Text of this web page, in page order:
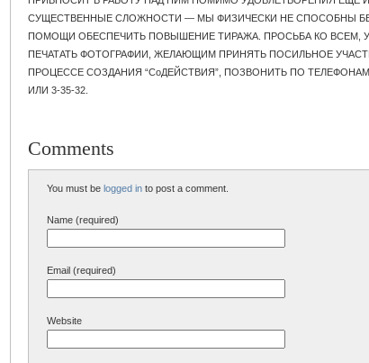
СУЩЕСТВЕННЫЕ СЛОЖНОСТИ — МЫ ФИЗИЧЕСКИ НЕ СПОСОБНЫ
ПОМОЩИ ОБЕСПЕЧИТЬ ПОВЫШЕНИЕ ТИРАЖА. ПРОСЬБА КО ВСЕМ,
ПЕЧАТАТЬ ФОТОГРАФИИ, ЖЕЛАЮЩИМ ПРИНЯТЬ ПОСИЛЬНОЕ
ПРОЦЕССЕ СОЗДАНИЯ “СоДЕЙСТВИЯ”, ПОЗВОНИТЬ ПО ТЕЛЕФОНАМ
ИЛИ 3-35-32.
Comments
You must be logged in to post a comment.
Name (required)
Email (required)
Website